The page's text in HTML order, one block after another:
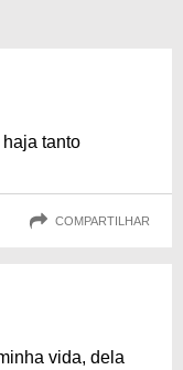
tanto
COMPARTILHAR
vida, dela